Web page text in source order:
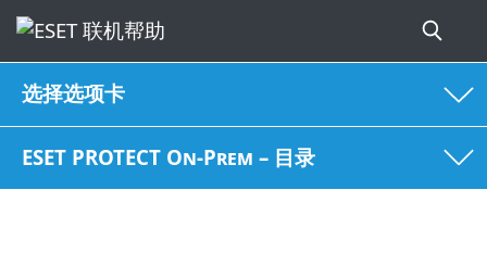
选择选项卡
ESET PROTECT On-Prem – 目录